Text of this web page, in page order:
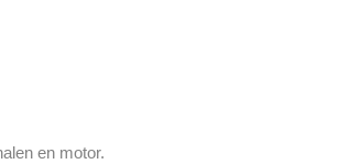
en motor.